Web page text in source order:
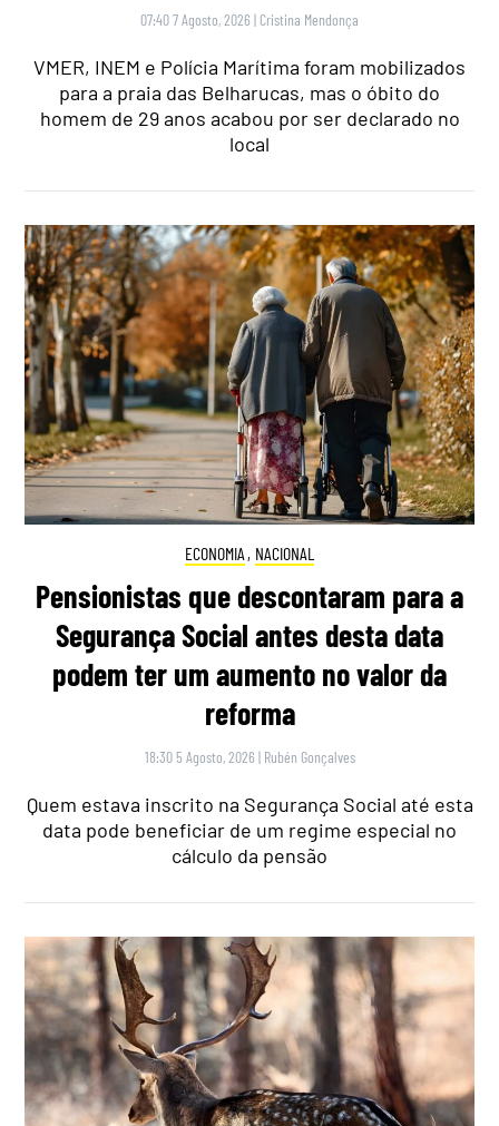
07:40 7 Agosto, 2026 | Cristina Mendonça
VMER, INEM e Polícia Marítima foram mobilizados
para a praia das Belharucas, mas o óbito do
homem de 29 anos acabou por ser declarado no
local
ECONOMIA , NACIONAL
Pensionistas que descontaram para a
Segurança Social antes desta data
podem ter um aumento no valor da
reforma
18:30 5 Agosto, 2026 | Rubén Gonçalves
Quem estava inscrito na Segurança Social até esta
data pode beneficiar de um regime especial no
cálculo da pensão